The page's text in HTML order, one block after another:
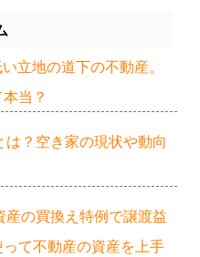
立地の道下の不動産。
当？
？空き家の現状や動向
産の買換え特例で譲渡益
て不動産の資産を上手